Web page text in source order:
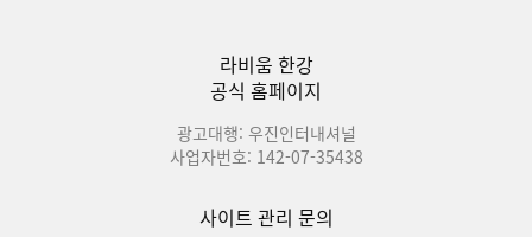
라비움 한강
공식 홈페이지
광고대행: 우진인터내셔널
사업자번호: 142-07-35438
사이트 관리 문의